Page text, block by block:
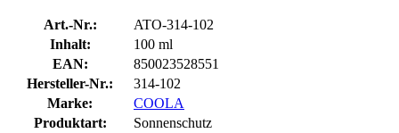
Art.-Nr.:
ATO-314-102
Inhalt:
100 ml
EAN:
850023528551
Hersteller-Nr.:
314-102
Marke:
COOLA
Produktart:
Sonnenschutz